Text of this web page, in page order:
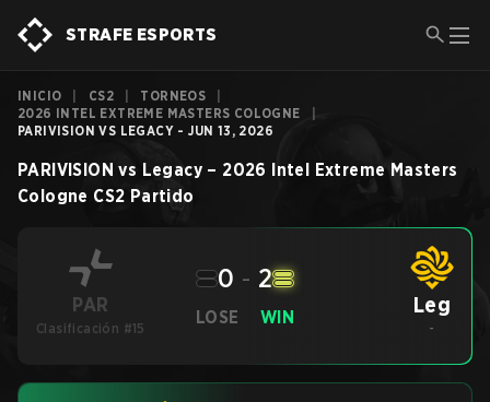
STRAFE ESPORTS
INICIO CS2 TORNEOS
2026 INTEL EXTREME MASTERS COLOGNE
PARIVISION VS LEGACY - JUN 13, 2026
PARIVISION vs Legacy – 2026 Intel Extreme Masters
Cologne CS2 Partido
PAR
Clasificación #15
LOSE
0 - 2
WIN Leg
-